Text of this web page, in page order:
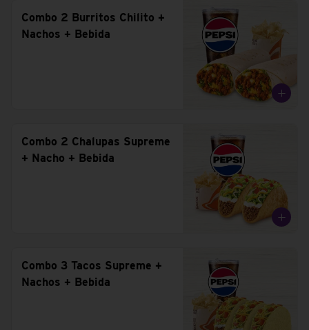
Combo 2 Burritos Chilito +
Nachos + Bebida
Combo 2 Chalupas Supreme
+ Nacho + Bebida
Combo 3 Tacos Supreme +
Nachos + Bebida